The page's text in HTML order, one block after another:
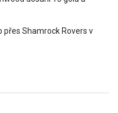
přes Shamrock Rovers v